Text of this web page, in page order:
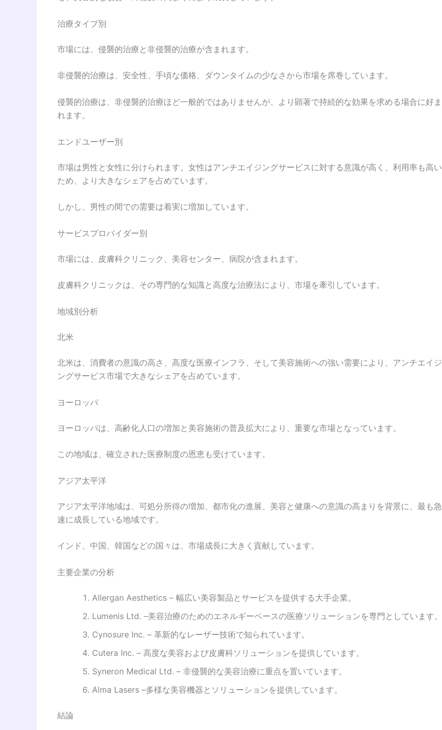
治療タイプ別
市場には、侵襲的治療と非侵襲的治療が含まれます。
非侵襲的治療は、安全性、手頃な価格、ダウンタイムの少なさから市場を席巻しています。
侵襲的治療は、非侵襲的治療ほど一般的ではありませんが、より顕著で持続的な効果を求める場合に好ま
れます。
エンドユーザー別
市場は男性と女性に分けられます。女性はアンチエイジングサービスに対する意識が高く、利用率も高い
ため、より大きなシェアを占めています。
しかし、男性の間での需要は着実に増加しています。
サービスプロバイダー別
市場には、皮膚科クリニック、美容センター、病院が含まれます。
皮膚科クリニックは、その専門的な知識と高度な治療法により、市場を牽引しています。
地域別分析
北米
北米は、消費者の意識の高さ、高度な医療インフラ、そして美容施術への強い需要により、アンチエイジ
ングサービス市場で大きなシェアを占めています。
ヨーロッパ
ヨーロッパは、高齢化人口の増加と美容施術の普及拡大により、重要な市場となっています。
この地域は、確立された医療制度の恩恵も受けています。
アジア太平洋
アジア太平洋地域は、可処分所得の増加、都市化の進展、美容と健康への意識の高まりを背景に、最も急
速に成長している地域です。
インド、中国、韓国などの国々は、市場成長に大きく貢献しています。
主要企業の分析
Allergan Aesthetics – 幅広い美容製品とサービスを提供する大手企業。
Lumenis Ltd. –美容治療のためのエネルギーベースの医療ソリューションを専門としています。
Cynosure Inc. – 革新的なレーザー技術で知られています。
Cutera Inc. – 高度な美容および皮膚科ソリューションを提供しています。
Syneron Medical Ltd. – 非侵襲的な美容治療に重点を置いています。
Alma Lasers –多様な美容機器とソリューションを提供しています。
結論